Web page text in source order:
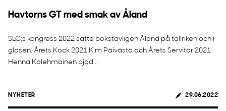
Havtorns GT med smak av Åland
SLC:s kongress 2022 satte bokstavligen Åland på tallriken och i
glasen. Årets Kock 2021 Kim Päivästö och Årets Servitör 2021
Henna Kolehmainen bjöd...
NYHETER 29.06.2022